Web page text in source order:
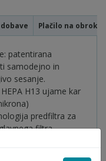
Plačilo na obroke
patentirana
samodejno in
sesanje.
H13 ujame kar
predfiltra za
filtra